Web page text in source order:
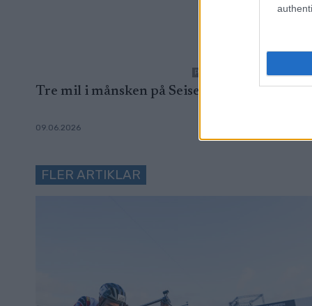
Photo: FotoArmin
Tre mil i månsken på Seiser Alm
09.06.2026
Atomic
FLER ARTIKLAR